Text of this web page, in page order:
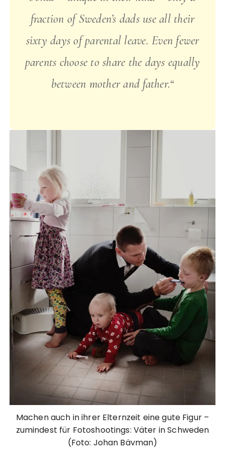
fraction of Sweden’s dads use all their
sixty days of parental leave. Even fewer
parents choose to share the days equally
between mother and father.“
Machen auch in ihrer Elternzeit eine gute Figur –
zumindest für Fotoshootings: Väter in Schweden
(Foto: Johan Bävman)